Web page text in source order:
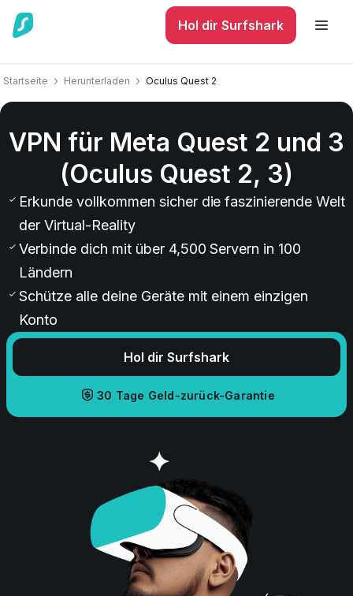
Hol dir Surfshark
Startseite Herunterladen Oculus Quest 2
VPN für Meta Quest 2 und 3
(Oculus Quest 2, 3)
Erkunde vollkommen sicher die faszinierende Welt
der Virtual-Reality
Verbinde dich mit über 4,500 Servern in 100
Ländern
Schütze alle deine Geräte mit einem einzigen
Konto
Hol dir Surfshark
30 Tage Geld-zurück-Garantie